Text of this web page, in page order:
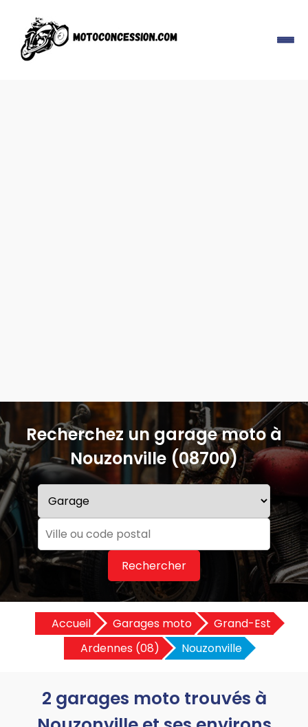
Recherchez un garage moto à
Nouzonville (08700)
Rechercher
Accueil Garages moto
Grand-Est
Ardennes (08)
Nouzonville
2 garages moto trouvés à